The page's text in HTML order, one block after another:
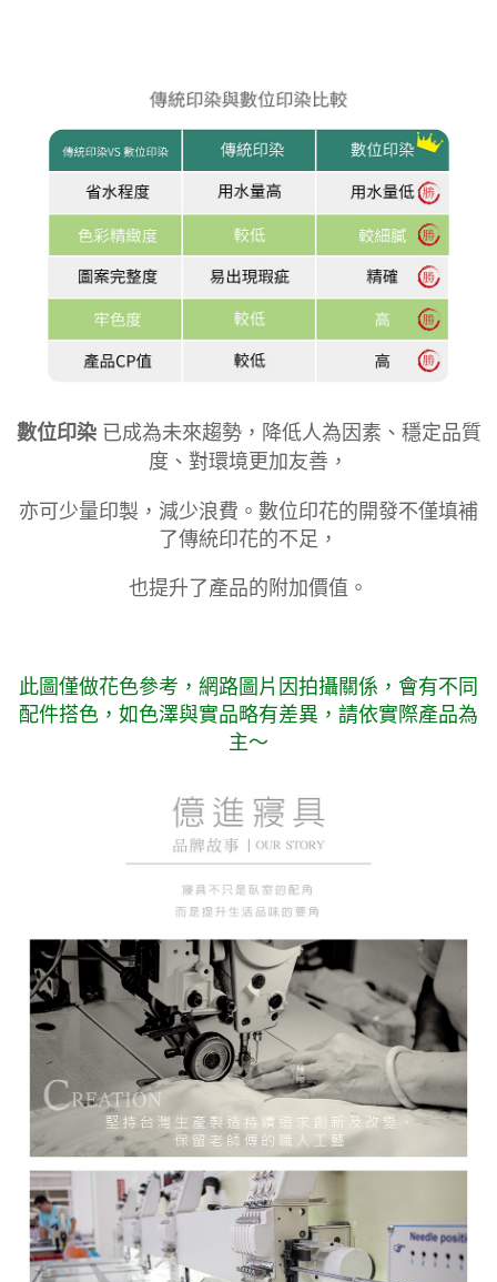
數位印染已成為未來趨勢，降低人為因素、穩定品質
度、對環境更加友善，
亦可少量印製，減少浪費。數位印花的開發不僅填補
了傳統印花的不足，
也提升了產品的附加價值。
此圖僅做花色參考， 網路圖片因拍攝關係，會有不同
配件搭色，如色澤與實品略有差異，請依實際產品為
主～